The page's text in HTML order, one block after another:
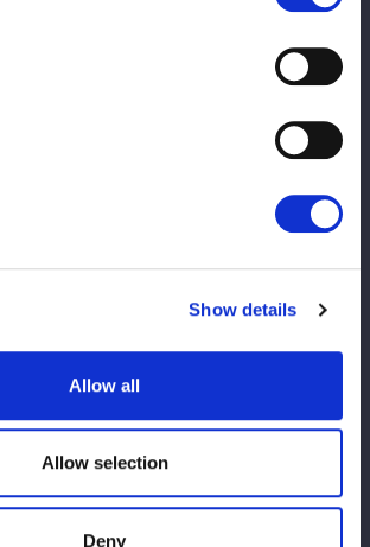
Show details
Allow all
Allow selection
Deny
Archive -Eternal Dre
ジはこちら
ル、注意事項】
様へのお願い 必ずご一読下さい※
11:00～15:00
を除く）16:30～20:00
が異なります。ご来場の際は、あらかじめご